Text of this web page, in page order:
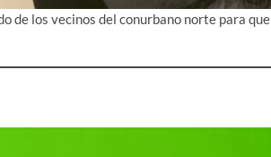
de los vecinos del conurbano norte para que